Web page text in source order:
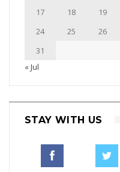
17
18 19
24
25 26
31
« Jul
STAY WITH US